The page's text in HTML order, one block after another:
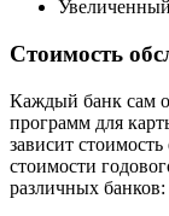
Стоимость
Каждый банк сам
программ для
зависит
стоимости
различных банков: